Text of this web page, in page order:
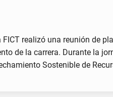
FICT realizó una reunión de
de la carrera. Durante la
Sostenible de